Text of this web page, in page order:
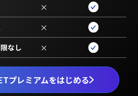
プレミアムをはじめる
×
×
なし ×